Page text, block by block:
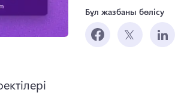
Бұл жазбаны бөлісу